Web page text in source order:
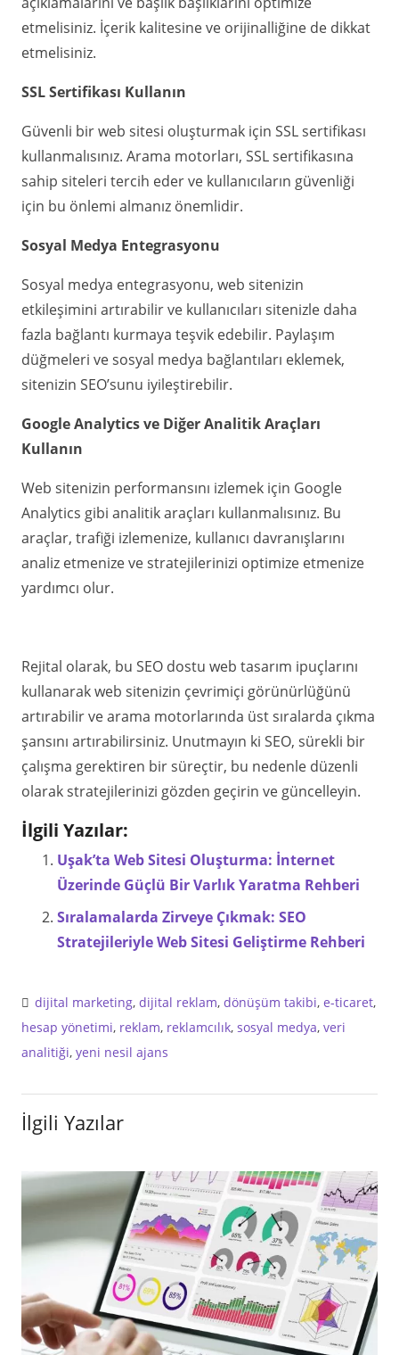
etmelisiniz. İçerik kalitesine ve orijinalliğine de dikkat
etmelisiniz.
SSL Sertifikası Kullanın
Güvenli bir web sitesi oluşturmak için SSL sertifikası
kullanmalısınız. Arama motorları, SSL sertifikasına
sahip siteleri tercih eder ve kullanıcıların güvenliği
için bu önlemi almanız önemlidir.
Sosyal Medya Entegrasyonu
Sosyal medya entegrasyonu, web sitenizin
etkileşimini artırabilir ve kullanıcıları sitenizle daha
fazla bağlantı kurmaya teşvik edebilir. Paylaşım
düğmeleri ve sosyal medya bağlantıları eklemek,
sitenizin SEO’sunu iyileştirebilir.
Google Analytics ve Diğer Analitik Araçları
Kullanın
Web sitenizin performansını izlemek için Google
Analytics gibi analitik araçları kullanmalısınız. Bu
araçlar, trafiği izlemenize, kullanıcı davranışlarını
analiz etmenize ve stratejilerinizi optimize etmenize
yardımcı olur.
Rejital olarak, bu SEO dostu web tasarım ipuçlarını
kullanarak web sitenizin çevrimiçi görünürlüğünü
artırabilir ve arama motorlarında üst sıralarda çıkma
şansını artırabilirsiniz. Unutmayın ki SEO, sürekli bir
çalışma gerektiren bir süreçtir, bu nedenle düzenli
olarak stratejilerinizi gözden geçirin ve güncelleyin.
İlgili Yazılar:
Uşak’ta Web Sitesi Oluşturma: İnternet
Üzerinde Güçlü Bir Varlık Yaratma Rehberi
Sıralamalarda Zirveye Çıkmak: SEO
Stratejileriyle Web Sitesi Geliştirme Rehberi
dijital marketing, dijital reklam, dönüşüm takibi, e-ticaret,
hesap yönetimi, reklam, reklamcılık, sosyal medya, veri
analitiği, yeni nesil ajans
İlgili Yazılar